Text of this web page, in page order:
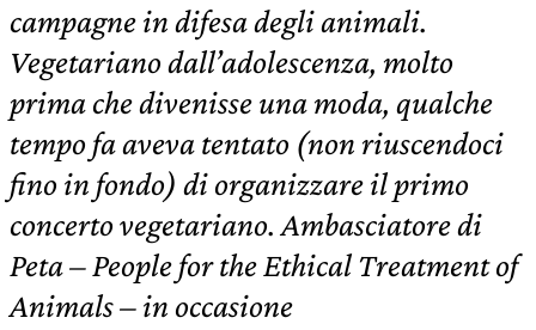
campagne in difesa degli animali.
Vegetariano dall’adolescenza, molto
prima che divenisse una moda, qualche
tempo fa aveva tentato (non riuscendoci
fino in fondo) di organizzare il primo
concerto vegetariano. Ambasciatore di
Peta – People for the Ethical Treatment of
Animals – in occasione